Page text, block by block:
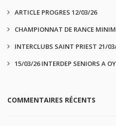
ARTICLE PROGRES 12/03/26
CHAMPIONNAT DE RANCE
INTERCLUBS SAINT PRIEST 21/
15/03/26 INTERDEP SENIORS A
COMMENTAIRES RÉCENTS